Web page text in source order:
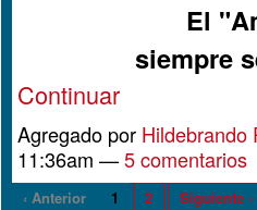
El
siempre
Continuar
Agregado por Hildebrando
11:36am —5 comentarios
‹ Anterior 1 2 Siguiente ›